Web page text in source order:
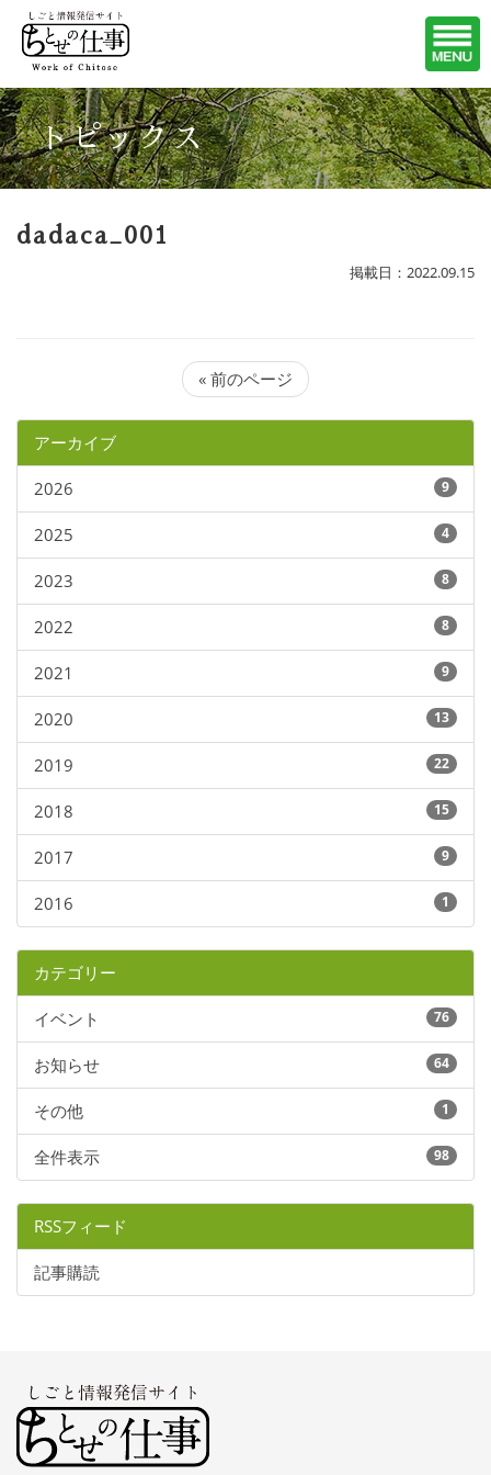
トピックス
dadaca_001
掲載日：2022.09.15
« 前のページ
アーカイブ
2026 9
2025 4
2023 8
2022 8
2021 9
2020 13
2019 22
2018 15
2017 9
2016 1
カテゴリー
イベント 76
お知らせ 64
その他 1
全件表示 98
RSSフィード
記事購読